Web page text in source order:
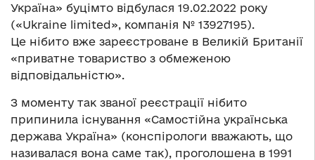
Україна» буцімто відбулася 19.02.2022 року
(«Ukraine limited», компанія № 13927195).
Це нібито вже зареєстроване в Великій Британії
«приватне товариство з обмеженою
відповідальністю».
З моменту так званої реєстрації нібито
припинила існування «Самостійна українська
держава Україна» (конспірологи вважають, що
називалася вона саме так), проголошена в 1991